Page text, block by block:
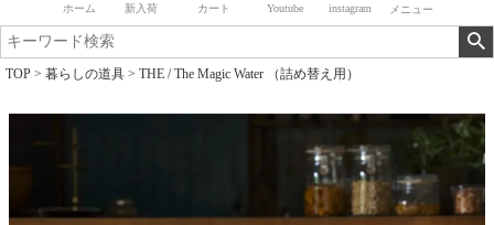
ホーム 新入荷 カート Youtube instagram メニュー
TOP 暮らしの道具 THE / The Magic Water （詰め替え用）